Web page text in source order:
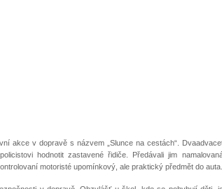
akce v dopravě s názvem „Slunce na cestách“.
hodnotit zastavené řidiče. Předávali jim
motoristé upomínkový, ale praktický předmět do auta.